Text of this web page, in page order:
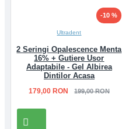
-10 %
Ultradent
2 Seringi Opalescence Menta
16% + Gutiere Usor
Adaptabile - Gel Albirea
Dintilor Acasa
179,00 RON 199,00 RON